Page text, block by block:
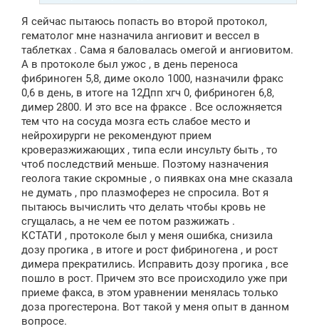
Я сейчас пытаюсь попасть во второй протокол,
гематолог мне назначила ангиовит и вессел в
таблетках . Сама я баловалась омегой и ангиовитом.
А в протоколе был ужос , в день переноса
фибриноген 5,8, диме около 1000, назначили фракс
0,6 в день, в итоге на 12Дпп хгч 0, фибриноген 6,8,
димер 2800. И это все на фраксе . Все осложняется
тем что на сосуда мозга есть слабое место и
нейрохирурги не рекомендуют прием
кроверазжижающих , типа если инсульту быть , то
чтоб последствий меньше. Поэтому назначения
геолога такие скромные , о пиявках она мне сказала
не думать , про плазмоферез не спросила. Вот я
пытаюсь вычислить что делать чтобы кровь не
сгущалась, а не чем ее потом разжижать .
КСТАТИ , протоколе был у меня ошибка, снизила
дозу прогика , в итоге и рост фибриногена , и рост
димера прекратились. Исправить дозу прогика , все
пошло в рост. Причем это все происходило уже при
приеме факса, в этом уравнении менялась только
доза прогестерона. Вот такой у меня опыт в данном
вопросе.